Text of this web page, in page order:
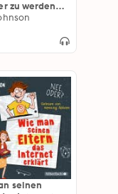
zu werden
13 wird 2)
seinen